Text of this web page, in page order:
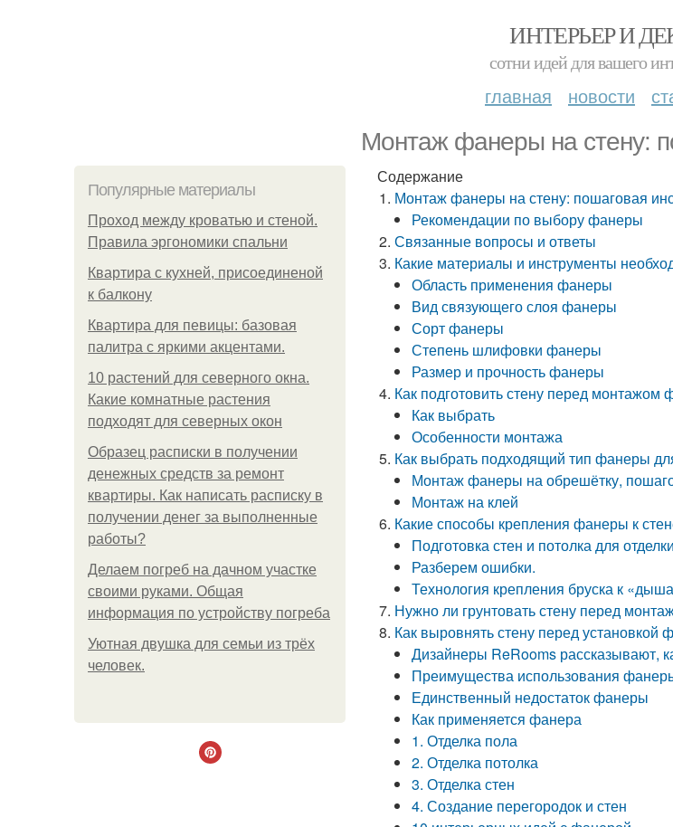
ИНТЕРЬЕР И
сотни идей для вашего
главная новости
Монтаж фанеры на стену:
Популярные материалы
Проход между кроватью и стеной.
Правила эргономики спальни
Квартира с кухней, присоединеной
к балкону
Квартира для певицы: базовая
палитра с яркими акцентами.
10 растений для северного окна.
Какие комнатные растения
подходят для северных окон
Образец расписки в получении
денежных средств за ремонт
квартиры. Как написать расписку в
получении денег за выполненные
работы?
Делаем погреб на дачном участке
своими руками. Общая
информация по устройству погреба
Уютная двушка для семьи из трёх
человек.
Содержание
Монтаж фанеры на стену: пошаговая
Рекомендации по выбору фанеры
Связанные вопросы и ответы
Какие материалы и инструменты
Область применения фанеры
Вид связующего слоя фанеры
Сорт фанеры
Степень шлифовки фанеры
Размер и прочность фанеры
Как подготовить стену перед монтажом
Как выбрать
Особенности монтажа
Как выбрать подходящий тип фанеры
Монтаж фанеры на обрешётку,
Монтаж на клей
Какие способы крепления фанеры к
Подготовка стен и потолка для
Разберем ошибки.
Технология крепления бруска к
Нужно ли грунтовать стену перед
Как выровнять стену перед установкой
Дизайнеры ReRooms рассказывают,
Преимущества использования
Единственный недостаток фанеры
Как применяется фанера
1. Отделка пола
2. Отделка потолка
3. Отделка стен
4. Создание перегородок и стен